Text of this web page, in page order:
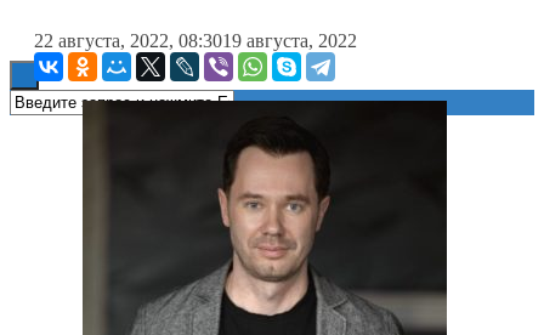
22 августа, 2022, 08:3019 августа, 2022